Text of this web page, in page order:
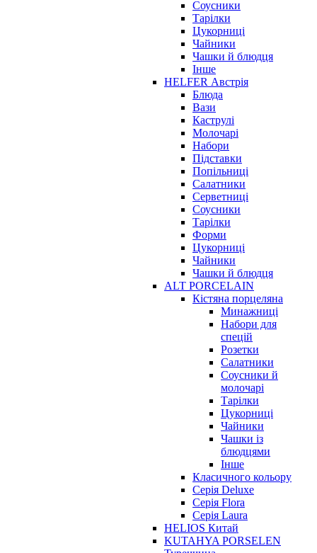
Соусники
Тарілки
Цукорниці
Чайники
Чашки й блюдця
Інше
HELFER Австрія
Блюда
Вази
Каструлі
Молочарі
Набори
Підставки
Попільниці
Салатники
Серветниці
Соусники
Тарілки
Форми
Цукорниці
Чайники
Чашки й блюдця
ALT PORCELAIN
Кістяна порцеляна
Минажниці
Набори для
спецій
Розетки
Салатники
Соусники й
молочарі
Тарілки
Цукорниці
Чайники
Чашки із
блюдцями
Інше
Класичного кольору
Серія Deluxe
Серія Flora
Серія Laura
HELIOS Китай
KUTAHYA PORSELEN